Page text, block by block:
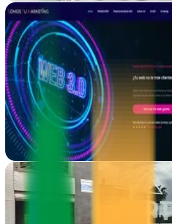
Somos Tu Marketing | Diseño web
Valdemoro
Verificada
Valdemoro, Madrid
Diseño web WordPress Optimizado y
negocios que quieren una web que funcione
Ver ficha completa
APPSUR